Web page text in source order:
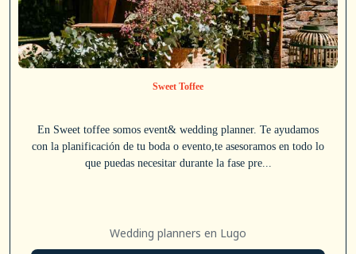
Sweet Toffee
En Sweet toffee somos event& wedding planner. Te ayudamos
con la planificación de tu boda o evento,te asesoramos en todo lo
que puedas necesitar durante la fase pre...
Wedding planners en Lugo